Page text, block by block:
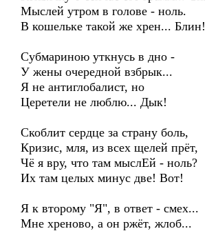
Мыслей утром в голове - ноль.
В кошельке такой же хрен... Блин!
Субмариною уткнусь в дно -
У жены очередной взбрык...
Я не антиглобалист, но
Церетели не люблю... Дык!
Скоблит сердце за страну боль,
Кризис, мля, из всех щелей прёт,
Чё я вру, что там мыслЕй - ноль?
Их там целых минус две! Вот!
Я к второму "Я", в ответ - смех...
Мне хреново, а он ржёт, жлоб...